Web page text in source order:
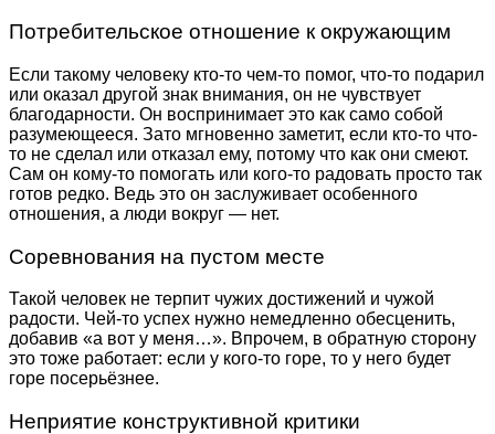
Потребительское отношение к окружающим
Если такому человеку кто-то чем-то помог, что-то подарил
или оказал другой знак внимания, он не чувствует
благодарности. Он воспринимает это как само собой
разумеющееся. Зато мгновенно заметит, если кто-то что-
то не сделал или отказал ему, потому что как они смеют.
Сам он кому-то помогать или кого-то радовать просто так
готов редко. Ведь это он заслуживает особенного
отношения, а люди вокруг — нет.
Соревнования на пустом месте
Такой человек не терпит чужих достижений и чужой
радости. Чей-то успех нужно немедленно обесценить,
добавив «а вот у меня…». Впрочем, в обратную сторону
это тоже работает: если у кого-то горе, то у него будет
горе посерьёзнее.
Неприятие конструктивной критики